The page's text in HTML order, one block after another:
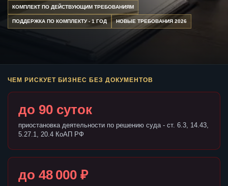
КОМПЛЕКТ ПО ДЕЙСТВУЮЩИМ ТРЕБОВАНИЯМ
ПОДДЕРЖКА ПО КОМПЛЕКТУ - 1 ГОД НОВЫЕ ТРЕБОВАНИЯ 2026
ЧЕМ РИСКУЕТ БИЗНЕС БЕЗ ДОКУМЕНТОВ
до 90 суток
приостановка деятельности по решению суда - ст. 6.3, 14.43,
5.27.1, 20.4 КоАП РФ
до 48 000 ₽